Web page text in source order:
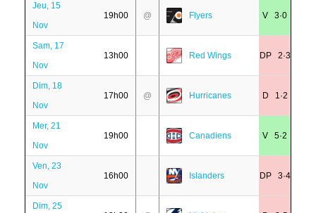
Jeu, 15
Nov
19h00 @ Flyers V 3·0
Sam, 17
Nov
13h00 Red Wings DP 2·3
Dim, 18
Nov
17h00 @ Hurricanes D 1·2
Mer, 21
Nov
19h00 Canadiens V 5·2
Ven, 23
Nov
16h00 Islanders DP 3·4
Dim, 25